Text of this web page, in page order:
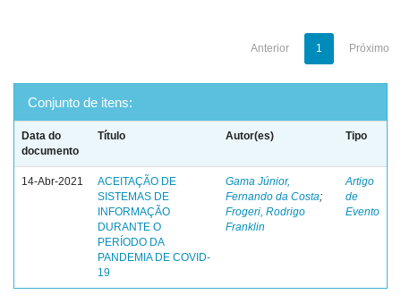
Anterior 1 Próximo
Conjunto de itens:
Data do
documento
Título Autor(es) Tipo
14-Abr-2021
ACEITAÇÃO DE
SISTEMAS DE
INFORMAÇÃO
DURANTE O
PERÍODO DA
PANDEMIA DE COVID-
19
Gama Júnior,
Fernando da Costa;
Frogeri, Rodrigo
Franklin
Artigo
de
Evento